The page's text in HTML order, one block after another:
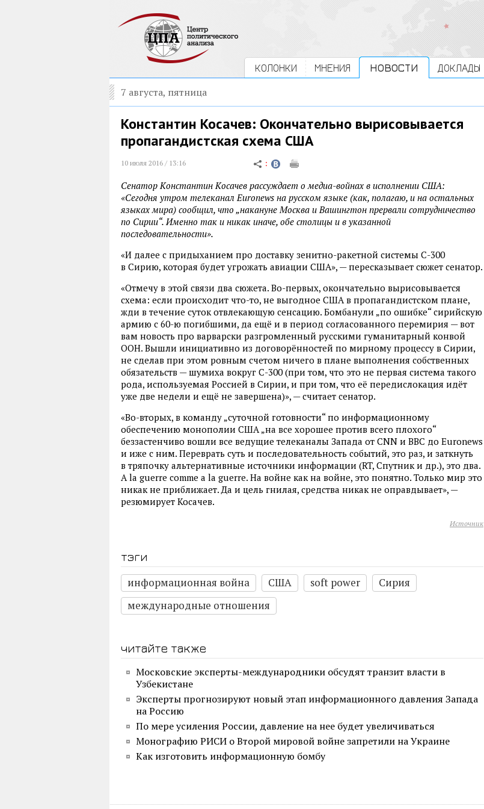
КОЛОНКИ МНЕНИЯ НОВОСТИ ДОКЛАДЫ
7 августа, пятница
Константин Косачев: Окончательно вырисовывается
пропагандистская схема США
10 июля 2016 / 13:16
Сенатор Константин Косачев рассуждает о медиа-войнах в исполнении США:
«Сегодня утром телеканал Euronews на русском языке (как, полагаю, и на остальных
языках мира) сообщил, что „накануне Москва и Вашингтон прервали сотрудничество
по Сирии“. Именно так и никак иначе, обе столицы и в указанной
последовательности».
«И далее с придыханием про доставку зенитно-ракетной системы С-300
в Сирию, которая будет угрожать авиации США», — пересказывает сюжет сенатор.
«Отмечу в этой связи два сюжета. Во-первых, окончательно вырисовывается
схема: если происходит что-то, не выгодное США в пропагандистском плане,
жди в течение суток отвлекающую сенсацию. Бомбанули „по ошибке“ сирийскую
армию с 60-ю погибшими, да ещё и в период согласованного перемирия — вот
вам новость про варварски разгромленный русскими гуманитарный конвой
ООН. Вышли инициативно из договорённостей по мирному процессу в Сирии,
не сделав при этом ровным счетом ничего в плане выполнения собственных
обязательств — шумиха вокруг С-300 (при том, что это не первая система такого
рода, используемая Россией в Сирии, и при том, что её передислокация идёт
уже две недели и ещё не завершена)», — считает сенатор.
«Во-вторых, в команду „суточной готовности“ по информационному
обеспечению монополии США „на все хорошее против всего плохого“
беззастенчиво вошли все ведущие телеканалы Запада от CNN и BBC до Euronews
и иже с ним. Переврать суть и последовательность событий, это раз, и заткнуть
в тряпочку альтернативные источники информации (RT, Спутник и др.), это два.
A la guerre comme a la guerre. На войне как на войне, это понятно. Только мир это
никак не приближает. Да и цель гнилая, средства никак не оправдывает», —
резюмирует Косачев.
Источник
тэги
информационная война
США soft power
Сирия
международные отношения
читайте также
Московские эксперты-международники обсудят транзит власти в
Узбекистане
Эксперты прогнозируют новый этап информационного давления Запада
на Россию
По мере усиления России, давление на нее будет увеличиваться
Монографию РИСИ о Второй мировой войне запретили на Украине
Как изготовить информационную бомбу